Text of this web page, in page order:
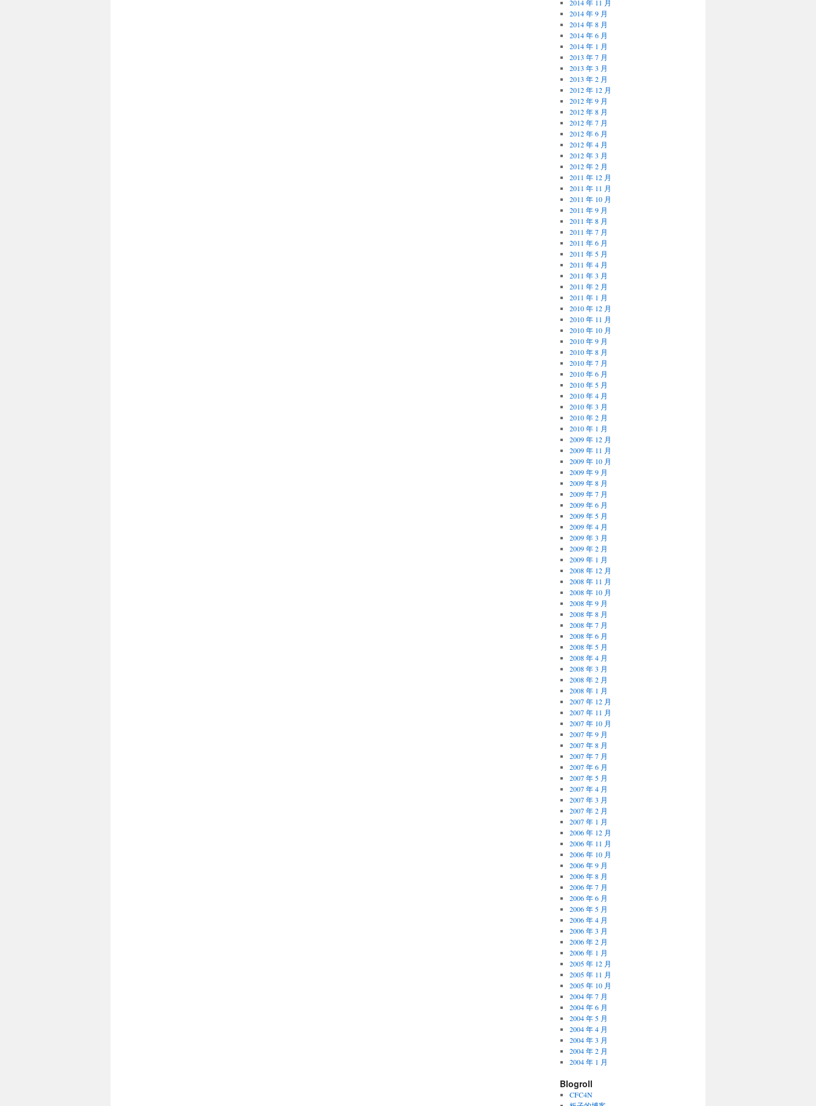
2014 年 11 月
2014 年 9 月
2014 年 8 月
2014 年 6 月
2014 年 1 月
2013 年 7 月
2013 年 3 月
2013 年 2 月
2012 年 12 月
2012 年 9 月
2012 年 8 月
2012 年 7 月
2012 年 6 月
2012 年 4 月
2012 年 3 月
2012 年 2 月
2011 年 12 月
2011 年 11 月
2011 年 10 月
2011 年 9 月
2011 年 8 月
2011 年 7 月
2011 年 6 月
2011 年 5 月
2011 年 4 月
2011 年 3 月
2011 年 2 月
2011 年 1 月
2010 年 12 月
2010 年 11 月
2010 年 10 月
2010 年 9 月
2010 年 8 月
2010 年 7 月
2010 年 6 月
2010 年 5 月
2010 年 4 月
2010 年 3 月
2010 年 2 月
2010 年 1 月
2009 年 12 月
2009 年 11 月
2009 年 10 月
2009 年 9 月
2009 年 8 月
2009 年 7 月
2009 年 6 月
2009 年 5 月
2009 年 4 月
2009 年 3 月
2009 年 2 月
2009 年 1 月
2008 年 12 月
2008 年 11 月
2008 年 10 月
2008 年 9 月
2008 年 8 月
2008 年 7 月
2008 年 6 月
2008 年 5 月
2008 年 4 月
2008 年 3 月
2008 年 2 月
2008 年 1 月
2007 年 12 月
2007 年 11 月
2007 年 10 月
2007 年 9 月
2007 年 8 月
2007 年 7 月
2007 年 6 月
2007 年 5 月
2007 年 4 月
2007 年 3 月
2007 年 2 月
2007 年 1 月
2006 年 12 月
2006 年 11 月
2006 年 10 月
2006 年 9 月
2006 年 8 月
2006 年 7 月
2006 年 6 月
2006 年 5 月
2006 年 4 月
2006 年 3 月
2006 年 2 月
2006 年 1 月
2005 年 12 月
2005 年 11 月
2005 年 10 月
2004 年 7 月
2004 年 6 月
2004 年 5 月
2004 年 4 月
2004 年 3 月
2004 年 2 月
2004 年 1 月
Blogroll
CFC4N